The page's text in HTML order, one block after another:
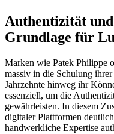
Authentizität
Grundlage für
Marken wie Patek Philippe
massiv in die Schulung
Jahrzehnte hinweg ihr
essenziell, um die
gewährleisten. In diesem
digitaler Plattformen
handwerkliche Expertise